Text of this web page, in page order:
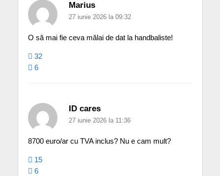
Marius
27 iunie 2026 la 09:32
O să mai fie ceva mălai de dat la handbaliste!
32
6
ID cares
27 iunie 2026 la 11:36
8700 euro/ar cu TVA inclus? Nu e cam mult?
15
6